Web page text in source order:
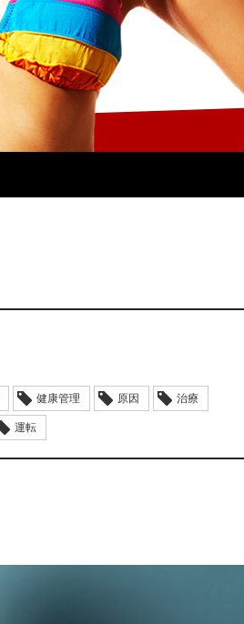
健康管理 原因 治療
運転